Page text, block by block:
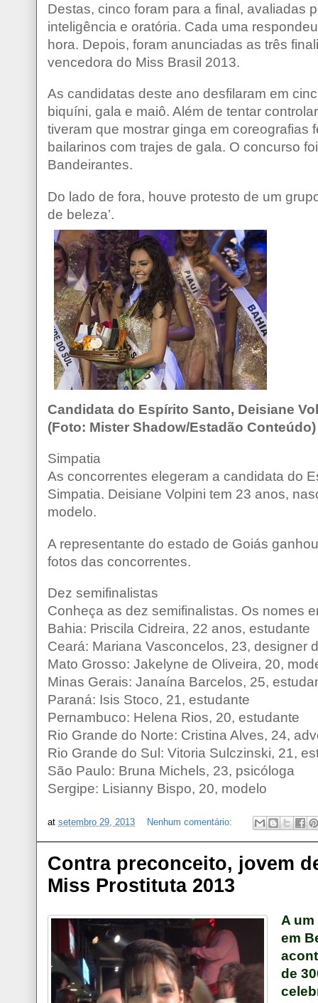
Destas, cinco foram para a final, avaliadas
inteligência e oratória. Cada uma
hora. Depois, foram anunciadas as três
vencedora do Miss Brasil 2013.
As candidatas deste ano desfilaram em
biquíni, gala e maiô. Além de tentar
tiveram que mostrar ginga em coreografias
bailarinos com trajes de gala. O concurso
Bandeirantes.
Do lado de fora, houve protesto de um
de beleza’.
Candidata do Espírito Santo, Deisiane
(Foto: Mister Shadow/Estadão Conteúdo)
Simpatia
As concorrentes elegeram a candidata do
Simpatia. Deisiane Volpini tem 23 anos,
modelo.
A representante do estado de Goiás
fotos das concorrentes.
Dez semifinalistas
Conheça as dez semifinalistas. Os nomes
Bahia: Priscila Cidreira, 22 anos, estudante
Ceará: Mariana Vasconcelos, 23, designer
Mato Grosso: Jakelyne de Oliveira, 20,
Minas Gerais: Janaína Barcelos, 25,
Paraná: Isis Stoco, 21, estudante
Pernambuco: Helena Rios, 20, estudante
Rio Grande do Norte: Cristina Alves, 24,
Rio Grande do Sul: Vitoria Sulczinski, 21,
São Paulo: Bruna Michels, 23, psicóloga
Sergipe: Lisianny Bispo, 20, modelo
at setembro 29, 2013 Nenhum comentário:
Contra preconceito, jovem
Miss Prostituta 2013
A
em
de